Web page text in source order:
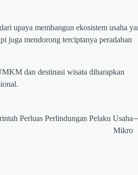
upaya membangun ekosistem usaha
juga mendorong terciptanya peradaban
dan destinasi wisata diharapkan
Perluas Perlindungan Pelaku Usaha
Mikro